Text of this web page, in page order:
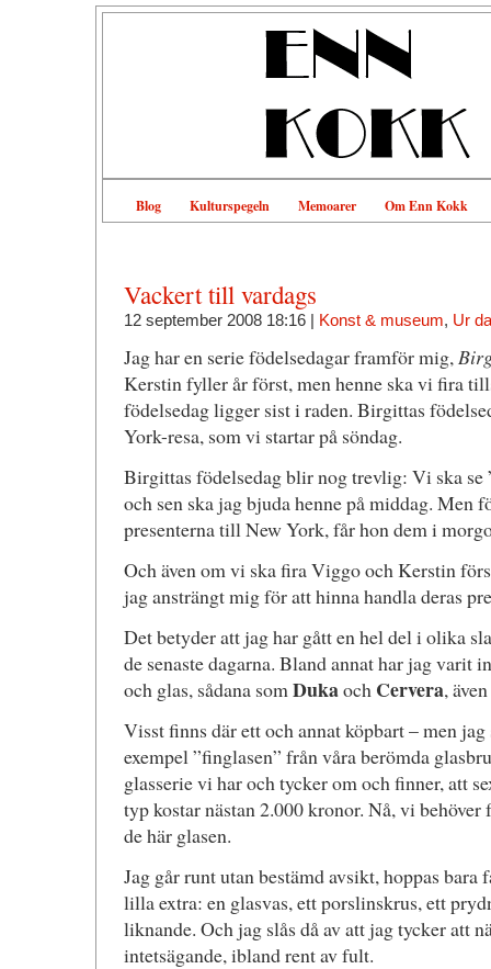
Blog Kulturspegeln Memoarer Om Enn Kokk
Vackert till vardags
12 september 2008 18:16 | Konst & museum, Ur
Jag har en serie födelsedagar framför mig,
Kerstin fyller år först, men henne ska vi fira
födelsedag ligger sist i raden. Birgittas
York-resa, som vi startar på söndag.
Birgittas födelsedag blir nog trevlig: Vi ska se
och sen ska jag bjuda henne på middag. Men
presenterna till New York, får hon dem i
Och även om vi ska fira Viggo och Kerstin
jag ansträngt mig för att hinna handla deras
Det betyder att jag har gått en hel del i olika
de senaste dagarna. Bland annat har jag varit
och glas, sådana somDukaoch Cervera, även
Visst finns där ett och annat köpbart – men
exempel ”finglasen” från våra berömda
glasserie vi har och tycker om och finner, att
typ kostar nästan 2.000 kronor. Nå, vi
de här glasen.
Jag går runt utan bestämd avsikt, hoppas bara
lilla extra: en glasvas, ett porslinskrus, ett
liknande. Och jag slås då av att jag tycker att
intetsägande, ibland rent av fult.